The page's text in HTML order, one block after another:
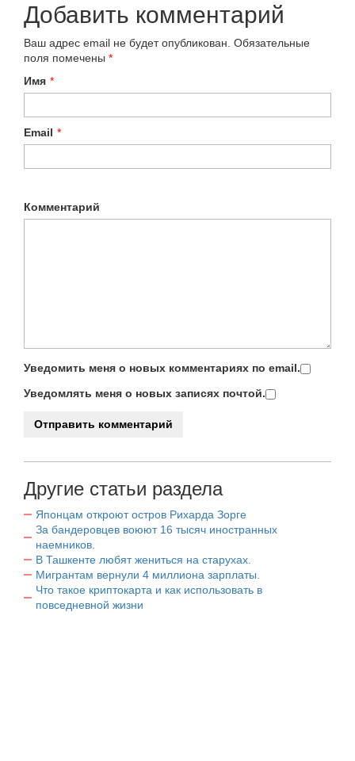
Добавить комментарий
Ваш адрес email не будет опубликован. Обязательные
поля помечены *
Имя *
Email *
Комментарий
Уведомить меня о новых комментариях по email.
Уведомлять меня о новых записях почтой.
Другие статьи раздела
Японцам откроют остров Рихарда Зорге
За бандеровцев воюют 16 тысяч иностранных
наемников.
В Ташкенте любят жениться на старухах.
Мигрантам вернули 4 миллиона зарплаты.
Что такое криптокарта и как использовать в
повседневной жизни